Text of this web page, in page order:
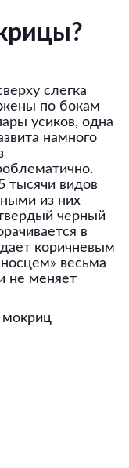
слегка
по бокам
усиков, одна
намного
тысячи видов
из них
черный
в
коричневым
весьма
не меняет